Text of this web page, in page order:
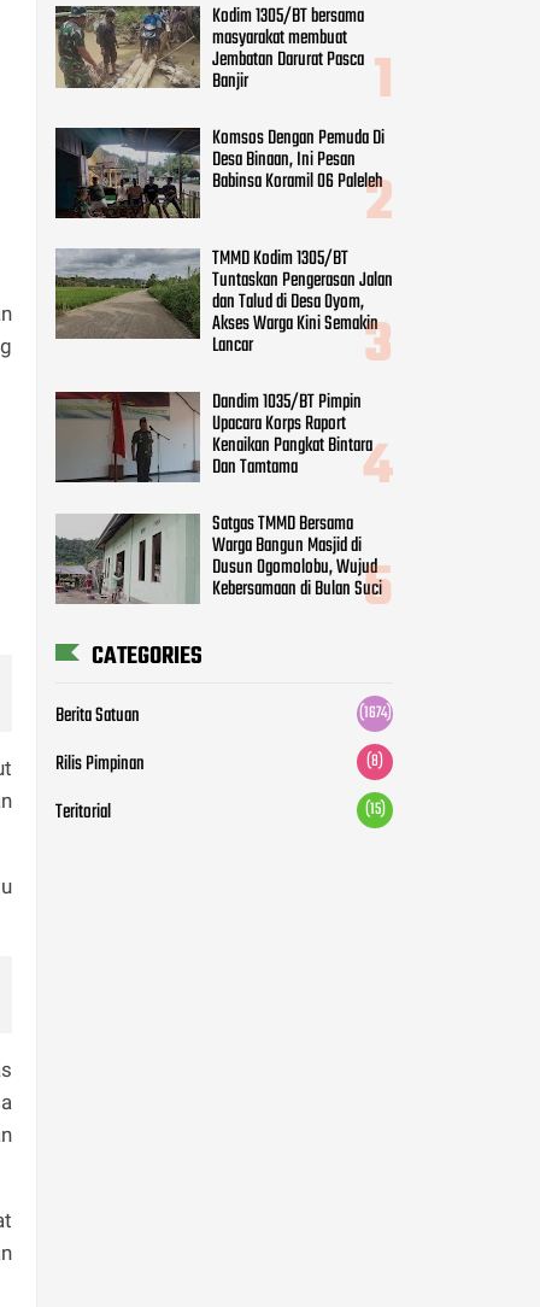
Kodim 1305/BT bersama
masyarakat membuat
Jembatan Darurat Pasca
Banjir
Komsos Dengan Pemuda Di
Desa Binaan, Ini Pesan
Babinsa Koramil 06 Paleleh
TMMD Kodim 1305/BT
Tuntaskan Pengerasan Jalan
dan Talud di Desa Oyom,
Akses Warga Kini Semakin
Lancar
Dandim 1035/BT Pimpin
Upacara Korps Raport
Kenaikan Pangkat Bintara
Dan Tamtama
Satgas TMMD Bersama
Warga Bangun Masjid di
Dusun Ogomolobu, Wujud
Kebersamaan di Bulan Suci
CATEGORIES
Berita Satuan (1674)
Rilis Pimpinan (8)
Teritorial (15)